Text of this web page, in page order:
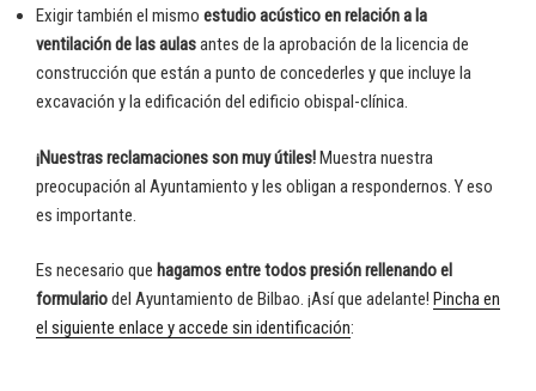
Exigir también el mismo estudio acústico en relación a la
ventilación de las aulasantes de la aprobación de la licencia de
construcción que están a punto de concederles y que incluye la
excavación y la edificación del edificio obispal-clínica.
¡Nuestras reclamaciones son muy útiles!Muestra nuestra
preocupación al Ayuntamiento y les obligan a respondernos. Y eso
es importante.
Es necesario que hagamos entre todos presiónrellenando el
formulariodel Ayuntamiento de Bilbao. ¡Así que adelante! Pincha en
el siguiente enlace y accede sin identificación: